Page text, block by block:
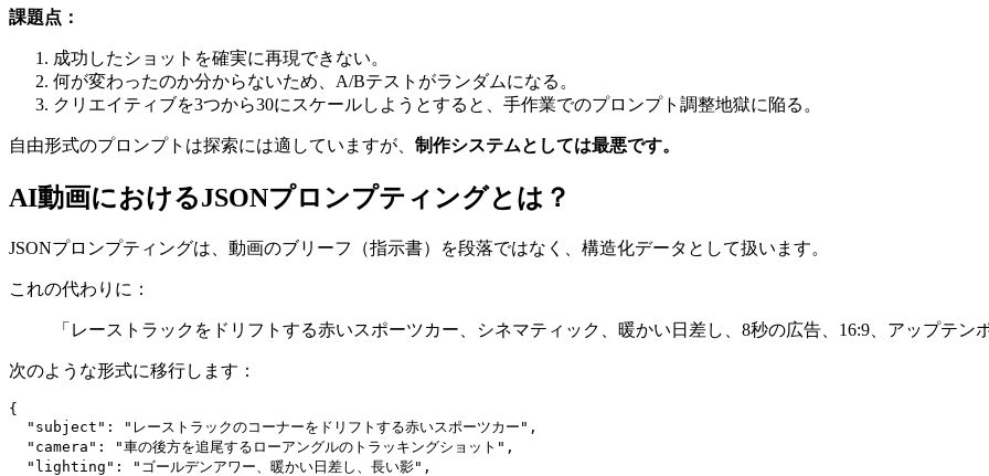
課題点：
成功したショットを確実に再現できない。
何が変わったのか分からないため、A/Bテストがランダムになる。
クリエイティブを3つから30にスケールしようとすると、手作業でのプロンプト調整地獄に陥る。
自由形式のプロンプトは探索には適していますが、 制作システムとしては最悪です。
AI動画におけるJSONプロンプティングとは？
JSONプロンプティングは、動画のブリーフ（指示書）を段落ではなく、構造化データとして扱います。
これの代わりに：
「レーストラックをドリフトする赤いスポーツカー、シネマティック、暖かい日差し、8秒の広告、16:9、アップテン
次のような形式に移行します：
{
  "subject": "レーストラックのコーナーをドリフトする赤いスポーツカー",
  "camera": "車の後方を追尾するローアングルのトラッキングショット",
  "lighting": "ゴールデンアワー、暖かい日差し、長い影",